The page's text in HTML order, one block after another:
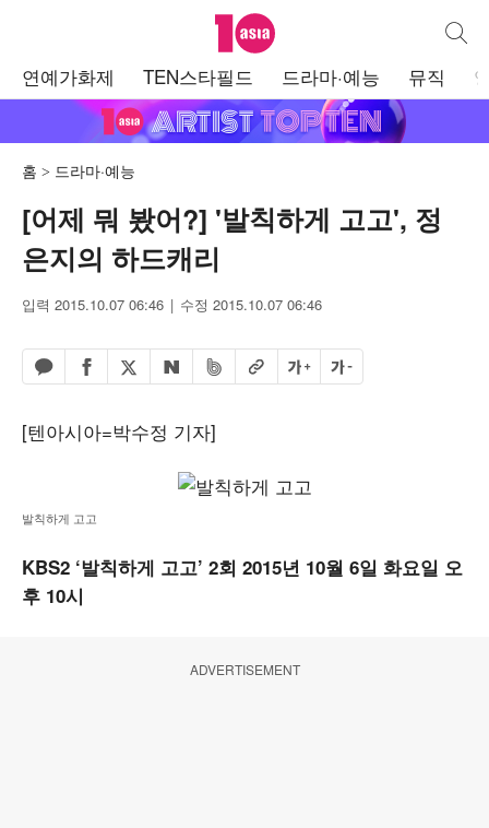
텐아시아 통합
연예가화제 TEN스타필드 드라마·예능 뮤직
홈 드라마·예능
[어제 뭐 봤어?] '발칙하게 고고', 정
은지의 하드캐리
입력 2015.10.07 06:46 수정 2015.10.07 06:46
카카오톡 공유하기
페이스북 공유하기
엑스 공유하기
네이버 공유하기
밴드 공유하기
URL복사글자 크게글자 작게
[텐아시아=박수정 기자]
발칙하게 고고
KBS2 ‘발칙하게 고고’ 2회 2015년 10월 6일 화요일 오
후 10시
ADVERTISEMENT